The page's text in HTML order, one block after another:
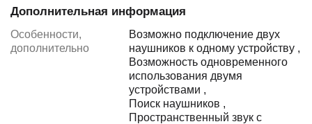
Дополнительная информация
Особенности,
дополнительно
Возможно подключение двух
наушников к одному устройству ,
Возможность одновременного
использования двумя
устройствами ,
Поиск наушников ,
Пространственный звук с